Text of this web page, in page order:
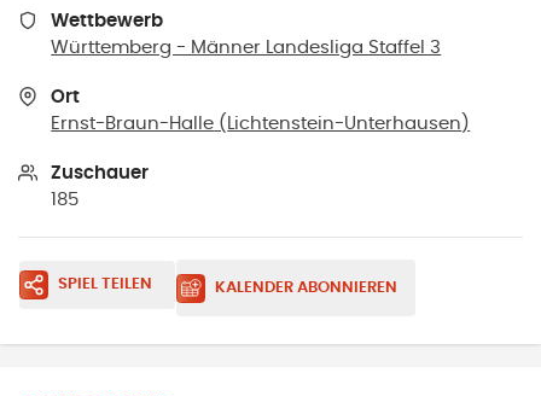
Wettbewerb
Württemberg - Männer Landesliga Staffel 3
Ort
Ernst-Braun-Halle ( Lichtenstein-Unterhausen )
Zuschauer
185
SPIEL TEILEN KALENDER ABONNIEREN